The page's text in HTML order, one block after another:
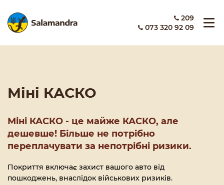
209
073 320 92 09
Міні КАСКО
Міні КАСКО - це майже КАСКО, але
дешевше! Більше не потрібно
переплачувати за непотрібні ризики.
Покриття включає захист вашого авто від
пошкоджень, внаслідок військових ризиків.